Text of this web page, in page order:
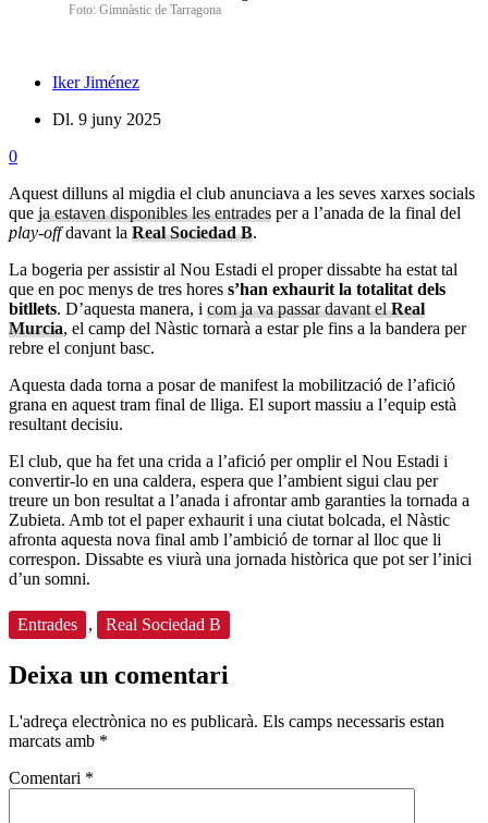
Foto: Gimnàstic de Tarragona
Iker Jiménez
Dl. 9 juny 2025
0
Aquest dilluns al migdia el club anunciava a les seves xarxes socials
que ja estaven disponibles les entrades per a l’anada de la final del
play-offdavant la Real Sociedad B.
La bogeria per assistir al Nou Estadi el proper dissabte ha estat tal
que en poc menys de tres hores s’han exhaurit la totalitat dels
bitllets. D’aquesta manera, i com ja va passar davant elReal
Murcia, el camp del Nàstic tornarà a estar ple fins a la bandera per
rebre el conjunt basc.
Aquesta dada torna a posar de manifest la mobilització de l’afició
grana en aquest tram final de lliga. El suport massiu a l’equip està
resultant decisiu.
El club, que ha fet una crida a l’afició per omplir el Nou Estadi i
convertir-lo en una caldera, espera que l’ambient sigui clau per
treure un bon resultat a l’anada i afrontar amb garanties la tornada a
Zubieta. Amb tot el paper exhaurit i una ciutat bolcada, el Nàstic
afronta aquesta nova final amb l’ambició de tornar al lloc que li
correspon. Dissabte es viurà una jornada històrica que pot ser l’inici
d’un somni.
Entrades , Real Sociedad B
Deixa un comentari
L'adreça electrònica no es publicarà. Els camps necessaris estan
marcats amb *
Comentari *